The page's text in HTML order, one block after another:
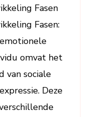
Fasen
Fasen:
omvat het
van sociale
Deze